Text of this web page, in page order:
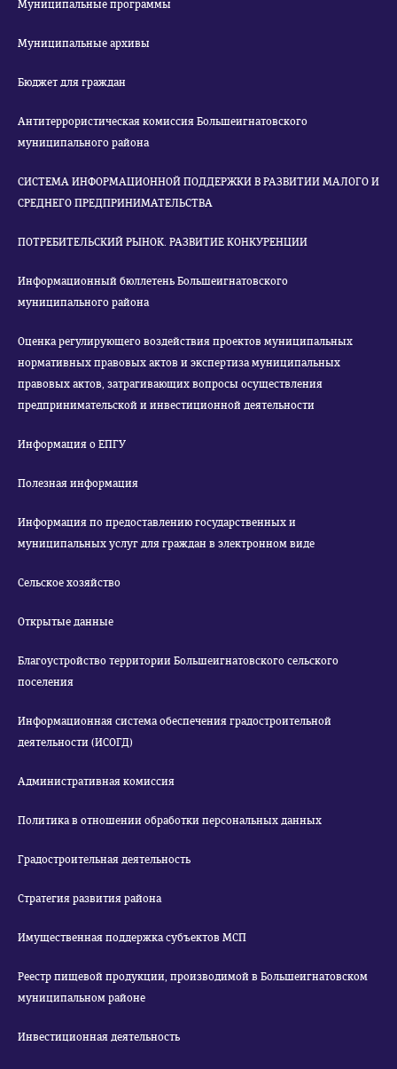
Муниципальные программы
Муниципальные архивы
Бюджет для граждан
Антитеррористическая комиссия Большеигнатовского
муниципального района
СИСТЕМА ИНФОРМАЦИОННОЙ ПОДДЕРЖКИ В РАЗВИТИИ МАЛОГО И
СРЕДНЕГО ПРЕДПРИНИМАТЕЛЬСТВА
ПОТРЕБИТЕЛЬСКИЙ РЫНОК. РАЗВИТИЕ КОНКУРЕНЦИИ
Информационный бюллетень Большеигнатовского
муниципального района
Оценка регулирующего воздействия проектов муниципальных
нормативных правовых актов и экспертиза муниципальных
правовых актов, затрагивающих вопросы осуществления
предпринимательской и инвестиционной деятельности
Информация о ЕПГУ
Полезная информация
Информация по предоставлению государственных и
муниципальных услуг для граждан в электронном виде
Сельское хозяйство
Открытые данные
Благоустройство территории Большеигнатовского сельского
поселения
Информационная система обеспечения градостроительной
деятельности (ИСОГД)
Административная комиссия
Политика в отношении обработки персональных данных
Градостроительная деятельность
Стратегия развития района
Имущественная поддержка субъектов МСП
Реестр пищевой продукции, производимой в Большеигнатовском
муниципальном районе
Инвестиционная деятельность